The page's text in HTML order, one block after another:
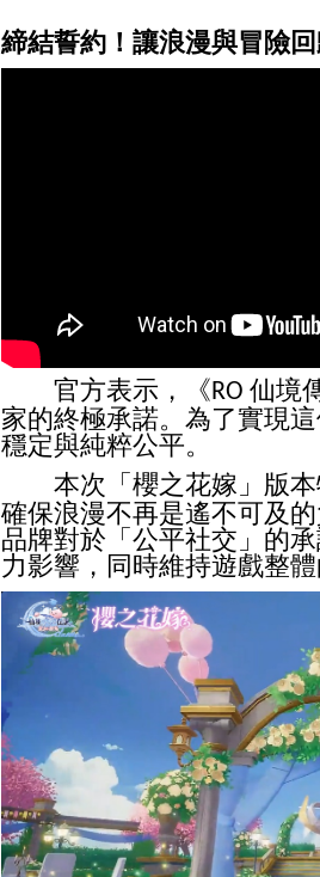
締結誓約！讓浪漫與冒險
官方表示，《RO 仙境
家的終極承諾。為了實現
穩定與純粹公平。
本次「櫻之花嫁」版本
確保浪漫不再是遙不可及
品牌對於「公平社交」的
力影響，同時維持遊戲整